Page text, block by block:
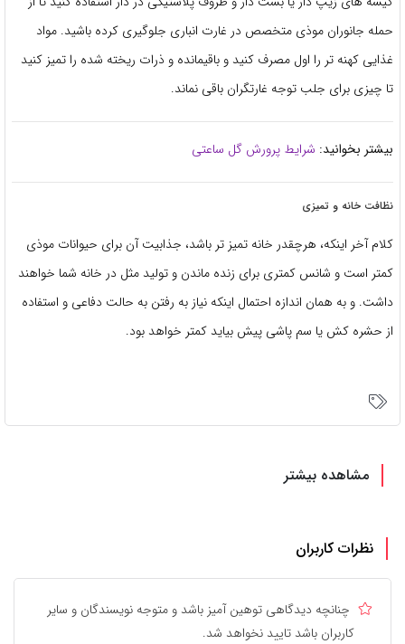
حمله جانوران موذی متخصص در غارت انباری جلوگیری کرده باشید. مواد
غذایی کهنه تر را اول مصرف کنید و باقیمانده و ذرات ریخته شده را تمیز کنید
تا چیزی برای جلب توجه غارتگران باقی نماند.
بیشتر بخوانید: شرایط پرورش گل ساعتی
نظافت خانه و تمیزی
کلام آخر اینکه، هرچقدر خانه تمیز تر باشد، جذابیت آن برای حیوانات موذی
کمتر است و شانس کمتری برای زنده ماندن و تولید مثل در خانه شما خواهند
داشت. و به همان اندازه احتمال اینکه نیاز به رفتن به حالت دفاعی و استفاده
از حشره کش یا سم پاشی پیش بیاید کمتر خواهد بود.
مشاهده بیشتر
نظرات کاربران
چنانچه دیدگاهی توهین آمیز باشد و متوجه نویسندگان و سایر
کاربران باشد تایید نخواهد شد.